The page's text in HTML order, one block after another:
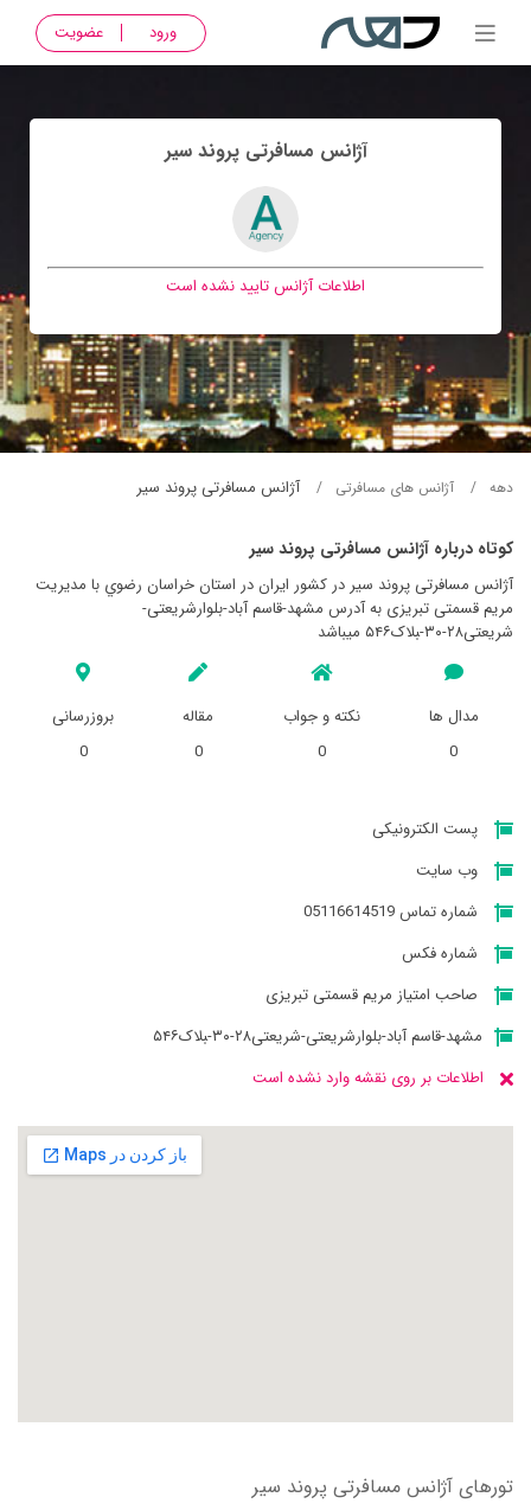
ورود عضویت
آژانس مسافرتی پروند سير
اطلاعات آژانس تایید نشده است
دهه آژانس های مسافرتی آژانس مسافرتی پروند سير
کوتاه درباره آژانس مسافرتی پروند سير
آژانس مسافرتی پروند سير در کشور ایران در استان خراسان رضوي با مدیریت
مریم قسمتی تبریزی به آدرس مشهد-قاسم آباد-بلوارشریعتی-
شریعتی۲۸-۳۰‍‍‍-‍‍بلاک۵۴۶ میباشد
مدال ها
0
نکته و جواب
0
مقاله
0
بروزرسانی
0
پست الکترونیکی
وب سایت
شماره تماس 05116614519
شماره فکس
صاحب امتیاز مریم قسمتی تبریزی
مشهد-قاسم آباد-بلوارشریعتی-شریعتی۲۸-۳۰‍‍‍-‍‍بلاک۵۴۶
اطلاعات بر روی نقشه وارد نشده است
تورهای آژانس مسافرتی پروند سير